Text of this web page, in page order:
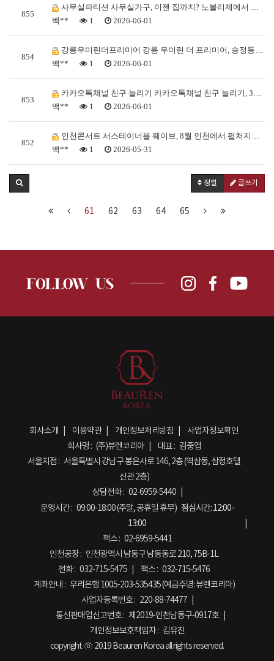
855
사무실파티션 사무실가구, 이젠 집까지? 노블리제에서 찾…
백**
1 2026-06-01
854
강릉우미린더프리미어 강릉 우미린 더 프리미어, 송정동의…
백**
1 2026-06-01
853
카카오톡채널 친구 늘리기 카카오톡채널 친구 늘리기, 3…
백**
1 2026-06-01
852
인천콘서트 서스테이너블 웨이브, 8월 인천에서 펼쳐지는…
백**
1 2026-05-31
정렬 글쓰기
61 62 63 64 65
회사소개 이용약관 개인정보처리방침
사업자정보확인
회사명 : (주)뷰렌코리아 대표 : 김중엽
서울지점 : 서울특별시 강남구 봉은사로 146, 2층 (역삼동, 삼정호텔
신관 2층)
상담전화 : 02-6959-5440
운영시간 : 09:00-18:00 (주말, 공휴일 휴무) 점심시간:12:00-
13:00
팩스 : 02-6959-5441
인천공장 : 인천광역시 남동구 남동동로 210, 75B-1L
전화 : 032-715-5475 팩스 : 032-715-5476
계좌안내 : 우리은행 1005-203-535435 (예금주명: 뷰렌코리아)
사업자등록번호 : 220-88-74477
통신판매업신고번호 : 제2019-인천남동구-0917호
개인정보보호책임자 : 김유진
copyright ⓒ 2019 Beauren Korea all rights reserved.